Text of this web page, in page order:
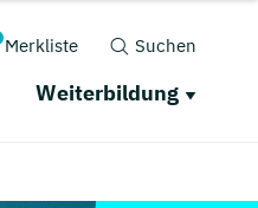
Merkliste Suchen
Weiterbildung